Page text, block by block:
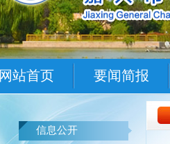
网站首页 要闻简报
信息公开